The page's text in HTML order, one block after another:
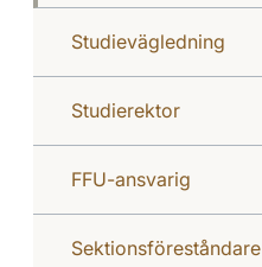
Studievägledning
Studierektor
FFU-ansvarig
Sektionsföreståndare